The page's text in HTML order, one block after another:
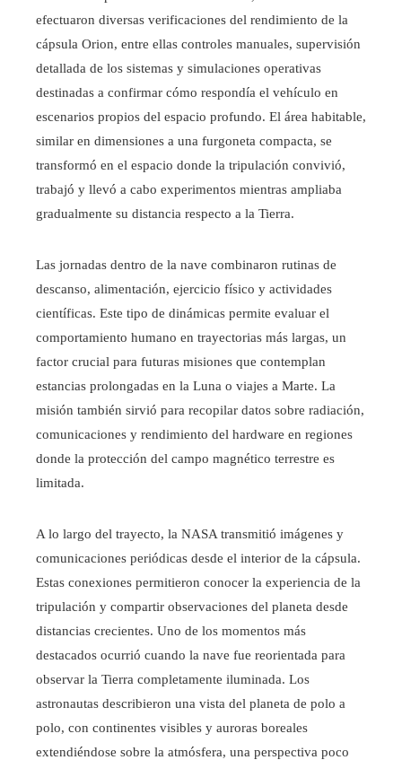
efectuaron diversas verificaciones del rendimiento de la
cápsula Orion, entre ellas controles manuales, supervisión
detallada de los sistemas y simulaciones operativas
destinadas a confirmar cómo respondía el vehículo en
escenarios propios del espacio profundo. El área habitable,
similar en dimensiones a una furgoneta compacta, se
transformó en el espacio donde la tripulación convivió,
trabajó y llevó a cabo experimentos mientras ampliaba
gradualmente su distancia respecto a la Tierra.
Las jornadas dentro de la nave combinaron rutinas de
descanso, alimentación, ejercicio físico y actividades
científicas. Este tipo de dinámicas permite evaluar el
comportamiento humano en trayectorias más largas, un
factor crucial para futuras misiones que contemplan
estancias prolongadas en la Luna o viajes a Marte. La
misión también sirvió para recopilar datos sobre radiación,
comunicaciones y rendimiento del hardware en regiones
donde la protección del campo magnético terrestre es
limitada.
A lo largo del trayecto, la NASA transmitió imágenes y
comunicaciones periódicas desde el interior de la cápsula.
Estas conexiones permitieron conocer la experiencia de la
tripulación y compartir observaciones del planeta desde
distancias crecientes. Uno de los momentos más
destacados ocurrió cuando la nave fue reorientada para
observar la Tierra completamente iluminada. Los
astronautas describieron una vista del planeta de polo a
polo, con continentes visibles y auroras boreales
extendiéndose sobre la atmósfera, una perspectiva poco